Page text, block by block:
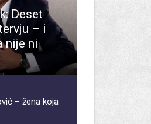
Deset
– i
nije ni
– žena koja